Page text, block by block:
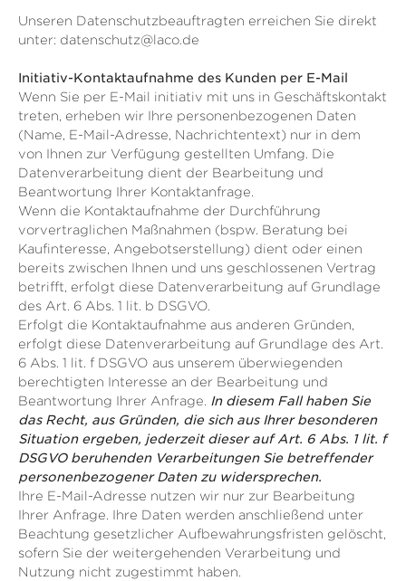
Unseren Datenschutzbeauftragten erreichen Sie direkt
unter: datenschutz@laco.de
Initiativ-Kontaktaufnahme des Kunden per E-Mail
Wenn Sie per E-Mail initiativ mit uns in Geschäftskontakt
treten, erheben wir Ihre personenbezogenen Daten
(Name, E-Mail-Adresse, Nachrichtentext) nur in dem
von Ihnen zur Verfügung gestellten Umfang. Die
Datenverarbeitung dient der Bearbeitung und
Beantwortung Ihrer Kontaktanfrage.
Wenn die Kontaktaufnahme der Durchführung
vorvertraglichen Maßnahmen (bspw. Beratung bei
Kaufinteresse, Angebotserstellung) dient oder einen
bereits zwischen Ihnen und uns geschlossenen Vertrag
betrifft, erfolgt diese Datenverarbeitung auf Grundlage
des Art. 6 Abs. 1 lit. b DSGVO.
Erfolgt die Kontaktaufnahme aus anderen Gründen,
erfolgt diese Datenverarbeitung auf Grundlage des Art.
6 Abs. 1 lit. f DSGVO aus unserem überwiegenden
berechtigten Interesse an der Bearbeitung und
Beantwortung Ihrer Anfrage. In diesem Fall haben Sie
das Recht, aus Gründen, die sich aus Ihrer besonderen
Situation ergeben, jederzeit dieser auf Art. 6 Abs. 1 lit. f
DSGVO beruhenden Verarbeitungen Sie betreffender
personenbezogener Daten zu widersprechen.
Ihre E-Mail-Adresse nutzen wir nur zur Bearbeitung
Ihrer Anfrage. Ihre Daten werden anschließend unter
Beachtung gesetzlicher Aufbewahrungsfristen gelöscht,
sofern Sie der weitergehenden Verarbeitung und
Nutzung nicht zugestimmt haben.